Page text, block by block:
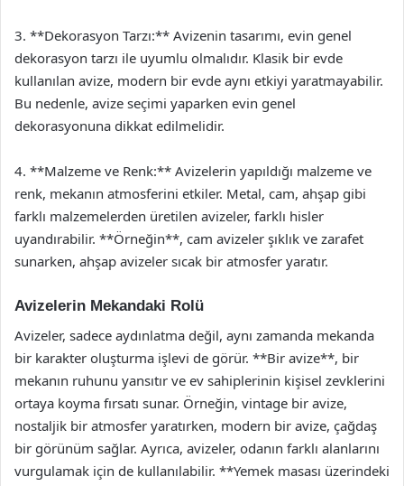
3. **Dekorasyon Tarzı:** Avizenin tasarımı, evin genel
dekorasyon tarzı ile uyumlu olmalıdır. Klasik bir evde
kullanılan avize, modern bir evde aynı etkiyi yaratmayabilir.
Bu nedenle, avize seçimi yaparken evin genel
dekorasyonuna dikkat edilmelidir.
4. **Malzeme ve Renk:** Avizelerin yapıldığı malzeme ve
renk, mekanın atmosferini etkiler. Metal, cam, ahşap gibi
farklı malzemelerden üretilen avizeler, farklı hisler
uyandırabilir. **Örneğin**, cam avizeler şıklık ve zarafet
sunarken, ahşap avizeler sıcak bir atmosfer yaratır.
Avizelerin Mekandaki Rolü
Avizeler, sadece aydınlatma değil, aynı zamanda mekanda
bir karakter oluşturma işlevi de görür. **Bir avize**, bir
mekanın ruhunu yansıtır ve ev sahiplerinin kişisel zevklerini
ortaya koyma fırsatı sunar. Örneğin, vintage bir avize,
nostaljik bir atmosfer yaratırken, modern bir avize, çağdaş
bir görünüm sağlar. Ayrıca, avizeler, odanın farklı alanlarını
vurgulamak için de kullanılabilir. **Yemek masası üzerindeki